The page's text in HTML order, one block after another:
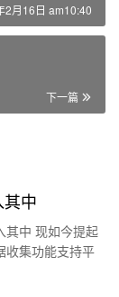
2月16日 am10:40
下一篇
中
其中 现如今提起
收集功能支持平